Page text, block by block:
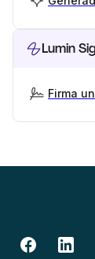
Lumin
Firma